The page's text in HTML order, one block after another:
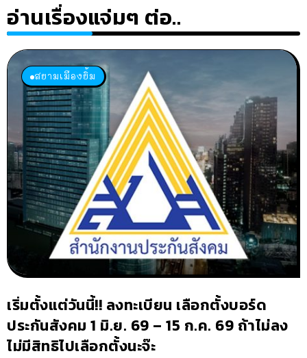
อ่านเรื่องแจ่มๆ ต่อ..
สยามเมืองยิ้ม
เริ่มตั้งแต่วันนี้!! ลงทะเบียน เลือกตั้งบอร์ด
ประกันสังคม 1 มิ.ย. 69 – 15 ก.ค. 69 ถ้าไม่ลง
ไม่มีสิทธิไปเลือกตั้งนะจ๊ะ